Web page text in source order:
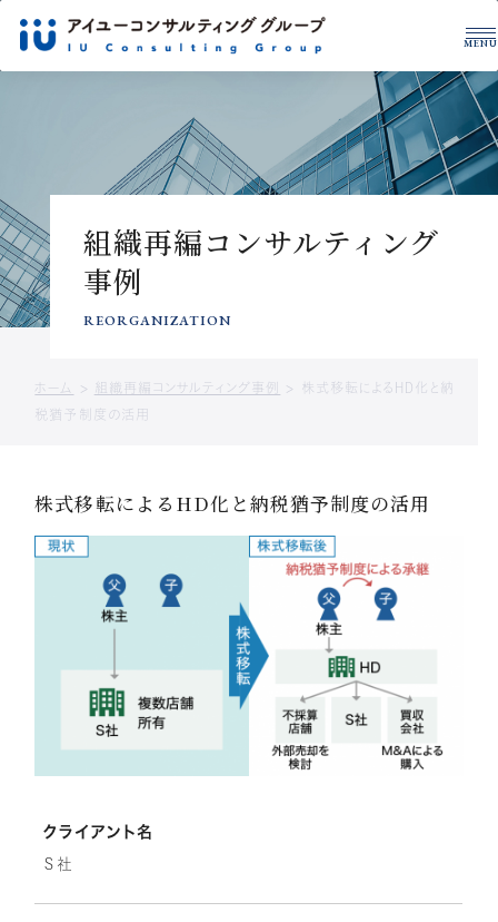
MENU
サービス紹介
事例紹介
税務・財務を学ぶ
サービスに関するお問い合わせや
お問い合わせ
顧問税理士向け
IUダイレクト
IU相続クラブ リクルートサイト
組織再編コンサルティング
事例
REORGANIZATION
ホーム > 組織再編コンサルティング事例 >
株式移転によるHD化と納
税猶予制度の活用
株式移転によるHD化と納税猶予制度の活用
クライアント名
Ｓ社